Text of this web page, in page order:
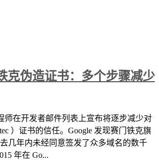
克伪造证书：多个步骤减少
师在开发者邮件列表上宣布将逐步减少对
）证书的信任。Google 发现赛门铁克旗
几年内未经同意签发了众多域名的数千
年在 Go...